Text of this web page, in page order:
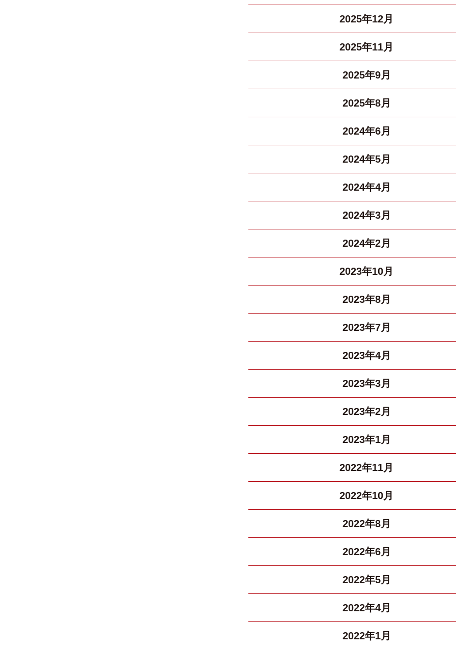
2025年12月
2025年11月
2025年9月
2025年8月
2024年6月
2024年5月
2024年4月
2024年3月
2024年2月
2023年10月
2023年8月
2023年7月
2023年4月
2023年3月
2023年2月
2023年1月
2022年11月
2022年10月
2022年8月
2022年6月
2022年5月
2022年4月
2022年1月